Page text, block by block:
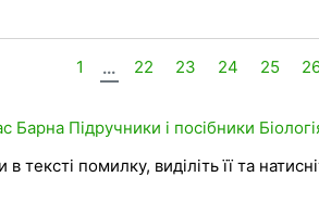
1 ... 22 23 24 25
Барна Підручники і посібники
тексті помилку, виділіть її та